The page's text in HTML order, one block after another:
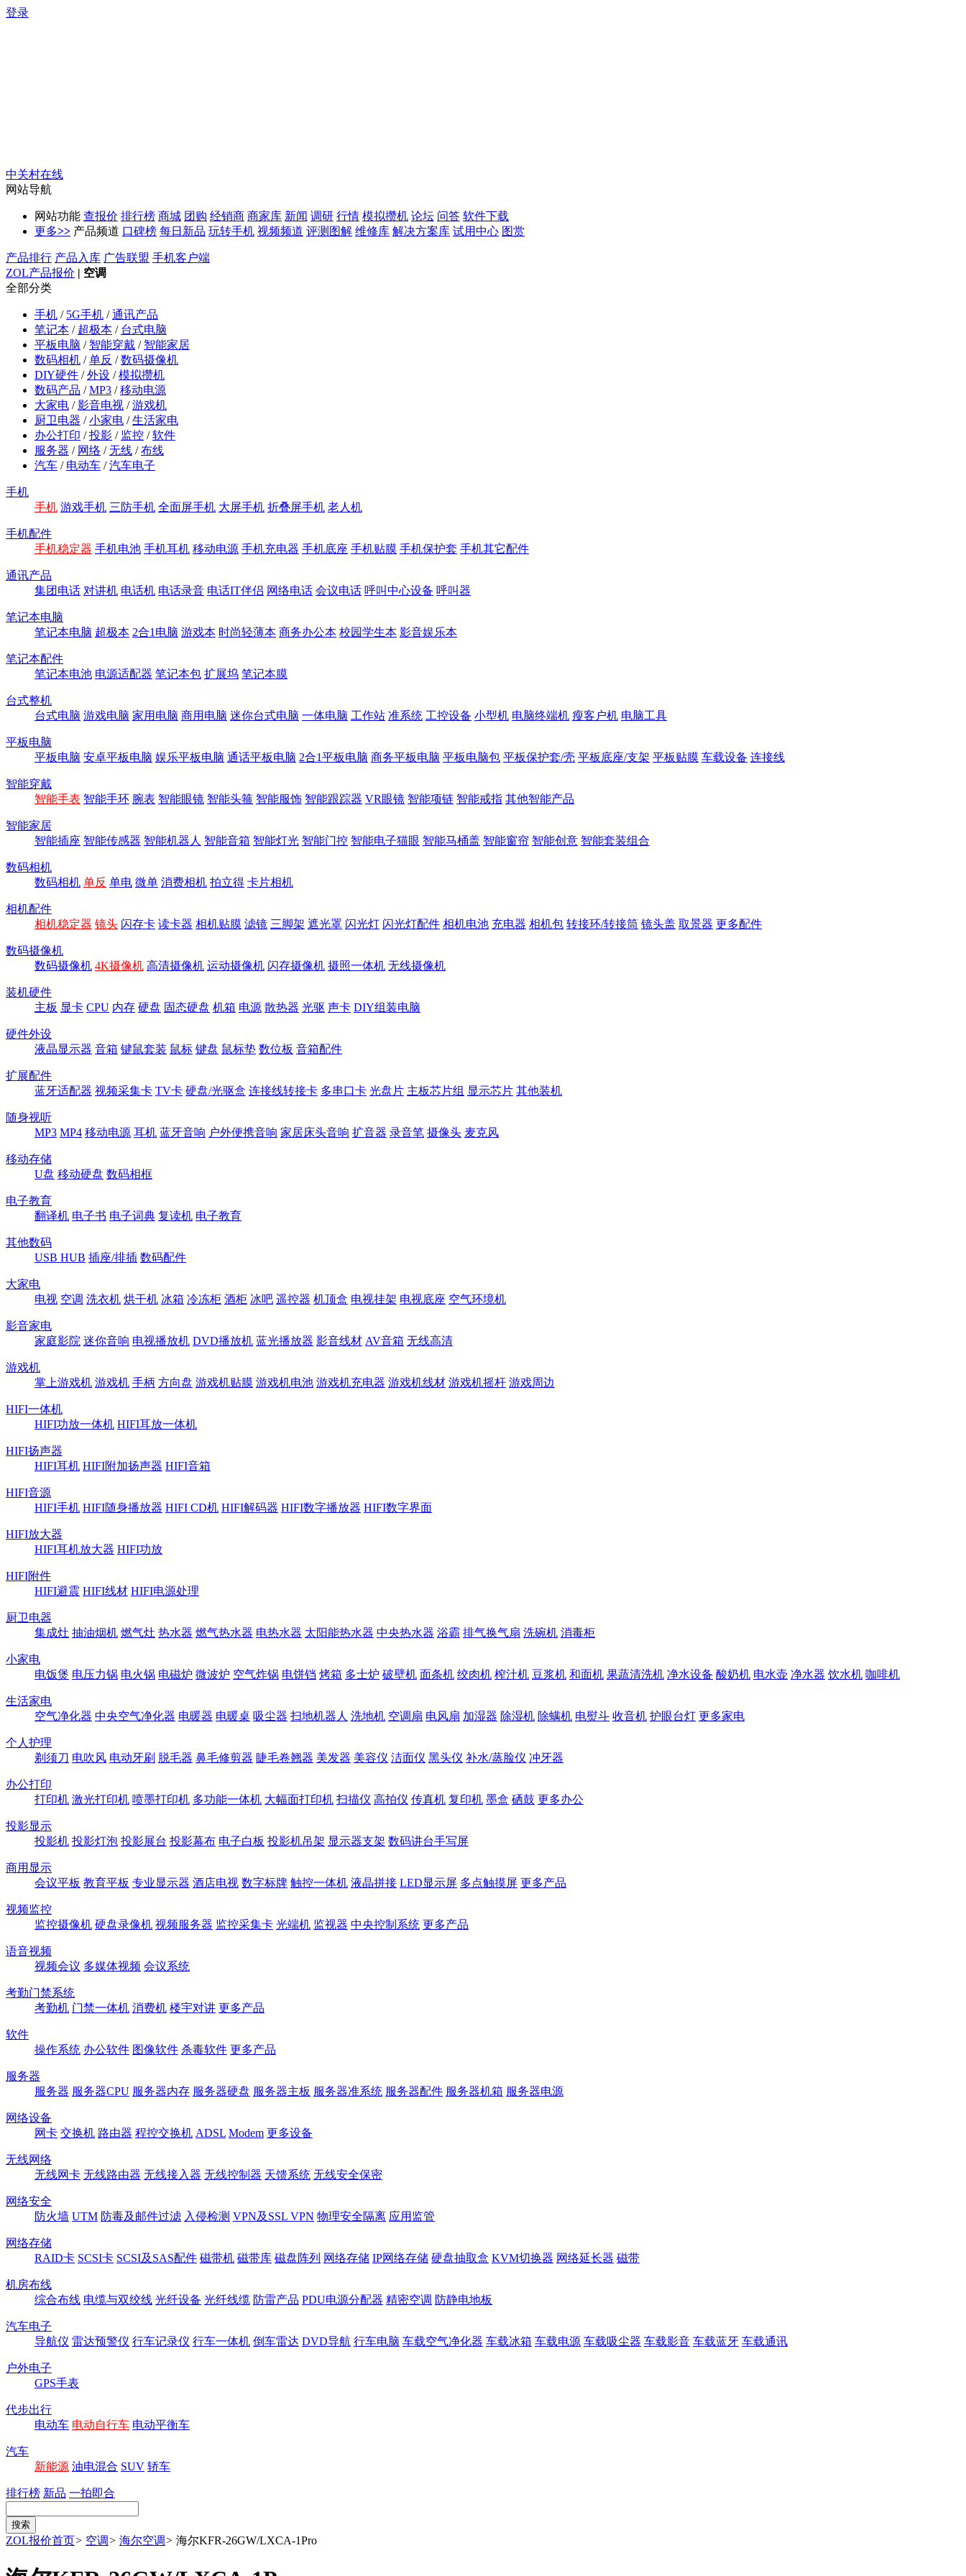
登录
中关村在线
网站导航
网站功能 查报价 排行榜 商城 团购 经销商 商家库 新闻 调研 行情 模拟攒机 论坛 问答 软件下载
更多>> 产品频道 口碑榜 每日新品 玩转手机 视频频道 评测图解 维修库 解决方案库 试用中心 图赏
产品排行 产品入库 广告联盟 手机客户端
ZOL产品报价 | 空调
全部分类
手机 / 5G手机 /通讯产品
笔记本 / 超极本 / 台式电脑
平板电脑 / 智能穿戴 / 智能家居
数码相机 /单反 /数码摄像机
DIY硬件 /外设 /模拟攒机
数码产品 /MP3 /移动电源
大家电 /影音电视 /游戏机
厨卫电器 /小家电 /生活家电
办公打印 /投影 / 监控 /软件
服务器 / 网络 /无线 /布线
汽车 / 电动车 /汽车电子
手机
手机 游戏手机 三防手机 全面屏手机 大屏手机 折叠屏手机 老人机
手机配件
手机稳定器 手机电池 手机耳机 移动电源 手机充电器 手机底座 手机贴膜 手机保护套 手机其它配件
通讯产品
集团电话 对讲机 电话机 电话录音 电话IT伴侣 网络电话 会议电话 呼叫中心设备 呼叫器
笔记本电脑
笔记本电脑 超极本 2合1电脑 游戏本 时尚轻薄本 商务办公本 校园学生本 影音娱乐本
笔记本配件
笔记本电池 电源适配器 笔记本包 扩展坞 笔记本膜
台式整机
台式电脑 游戏电脑 家用电脑 商用电脑 迷你台式电脑 一体电脑 工作站 准系统 工控设备 小型机 电脑终端机 瘦客户机 电脑工具
平板电脑
平板电脑 安卓平板电脑 娱乐平板电脑 通话平板电脑 2合1平板电脑 商务平板电脑 平板电脑包 平板保护套/壳 平板底座/支架 平板贴膜 车载设备 连接线
智能穿戴
智能手表 智能手环 腕表 智能眼镜 智能头箍 智能服饰 智能跟踪器 VR眼镜 智能项链 智能戒指 其他智能产品
智能家居
智能插座 智能传感器 智能机器人 智能音箱 智能灯光 智能门控 智能电子猫眼 智能马桶盖 智能窗帘 智能创意 智能套装组合
数码相机
数码相机 单反 单电 微单 消费相机 拍立得 卡片相机
相机配件
相机稳定器 镜头 闪存卡 读卡器 相机贴膜 滤镜 三脚架 遮光罩 闪光灯 闪光灯配件 相机电池 充电器 相机包 转接环/转接筒 镜头盖 取景器 更多配件
数码摄像机
数码摄像机 4K摄像机 高清摄像机 运动摄像机 闪存摄像机 摄照一体机 无线摄像机
装机硬件
主板 显卡 CPU 内存 硬盘 固态硬盘 机箱 电源 散热器 光驱 声卡 DIY组装电脑
硬件外设
液晶显示器 音箱 键鼠套装 鼠标 键盘 鼠标垫 数位板 音箱配件
扩展配件
蓝牙适配器 视频采集卡 TV卡 硬盘/光驱盒 连接线转接卡 多串口卡 光盘片 主板芯片组 显示芯片 其他装机
随身视听
MP3 MP4 移动电源 耳机 蓝牙音响 户外便携音响 家居床头音响 扩音器 录音笔 摄像头 麦克风
移动存储
U盘 移动硬盘 数码相框
电子教育
翻译机 电子书 电子词典 复读机 电子教育
其他数码
USB HUB 插座/排插 数码配件
大家电
电视 空调 洗衣机 烘干机 冰箱 冷冻柜 酒柜 冰吧 遥控器 机顶盒 电视挂架 电视底座 空气环境机
影音家电
家庭影院 迷你音响 电视播放机 DVD播放机 蓝光播放器 影音线材 AV音箱 无线高清
游戏机
掌上游戏机 游戏机 手柄 方向盘 游戏机贴膜 游戏机电池 游戏机充电器 游戏机线材 游戏机摇杆 游戏周边
HIFI一体机
HIFI功放一体机 HIFI耳放一体机
HIFI扬声器
HIFI耳机 HIFI附加扬声器 HIFI音箱
HIFI音源
HIFI手机 HIFI随身播放器 HIFI CD机 HIFI解码器 HIFI数字播放器 HIFI数字界面
HIFI放大器
HIFI耳机放大器 HIFI功放
HIFI附件
HIFI避震 HIFI线材 HIFI电源处理
厨卫电器
集成灶 抽油烟机 燃气灶 热水器 燃气热水器 电热水器 太阳能热水器 中央热水器 浴霸 排气换气扇 洗碗机 消毒柜
小家电
电饭煲 电压力锅 电火锅 电磁炉 微波炉 空气炸锅 电饼铛 烤箱 多士炉 破壁机 面条机 绞肉机 榨汁机 豆浆机 和面机 果蔬清洗机 净水设备 酸奶机 电水壶 净水器 饮水机 咖啡机
生活家电
空气净化器 中央空气净化器 电暖器 电暖桌 吸尘器 扫地机器人 洗地机 空调扇 电风扇 加湿器 除湿机 除螨机 电熨斗 收音机 护眼台灯 更多家电
个人护理
剃须刀 电吹风 电动牙刷 脱毛器 鼻毛修剪器 睫毛卷翘器 美发器 美容仪 洁面仪 黑头仪 补水/蒸脸仪 冲牙器
办公打印
打印机 激光打印机 喷墨打印机 多功能一体机 大幅面打印机 扫描仪 高拍仪 传真机 复印机 墨盒 硒鼓 更多办公
投影显示
投影机 投影灯泡 投影展台 投影幕布 电子白板 投影机吊架 显示器支架 数码讲台手写屏
商用显示
会议平板 教育平板 专业显示器 酒店电视 数字标牌 触控一体机 液晶拼接 LED显示屏 多点触摸屏 更多产品
视频监控
监控摄像机 硬盘录像机 视频服务器 监控采集卡 光端机 监视器 中央控制系统 更多产品
语音视频
视频会议 多媒体视频 会议系统
考勤门禁系统
考勤机 门禁一体机 消费机 楼宇对讲 更多产品
软件
操作系统 办公软件 图像软件 杀毒软件 更多产品
服务器
服务器 服务器CPU 服务器内存 服务器硬盘 服务器主板 服务器准系统 服务器配件 服务器机箱 服务器电源
网络设备
网卡 交换机 路由器 程控交换机 ADSL Modem 更多设备
无线网络
无线网卡 无线路由器 无线接入器 无线控制器 天馈系统 无线安全保密
网络安全
防火墙 UTM 防毒及邮件过滤 入侵检测 VPN及SSL VPN 物理安全隔离 应用监管
网络存储
RAID卡 SCSI卡 SCSI及SAS配件 磁带机 磁带库 磁盘阵列 网络存储 IP网络存储 硬盘抽取盒 KVM切换器 网络延长器 磁带
机房布线
综合布线 电缆与双绞线 光纤设备 光纤线缆 防雷产品 PDU电源分配器 精密空调 防静电地板
汽车电子
导航仪 雷达预警仪 行车记录仪 行车一体机 倒车雷达 DVD导航 行车电脑 车载空气净化器 车载冰箱 车载电源 车载吸尘器 车载影音 车载蓝牙 车载通讯
户外电子
GPS手表
代步出行
电动车 电动自行车 电动平衡车
汽车
新能源 油电混合 SUV 轿车
排行榜 新品 一拍即合
ZOL报价首页> 空调> 海尔空调> 海尔KFR-26GW/LXCA-1Pro